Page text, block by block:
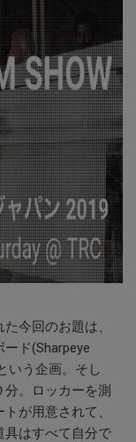
今回のお題は、
ド(Sharpeye
いう企画。そし
。ロッカーを測
が用意されて、
具はすべて自分で